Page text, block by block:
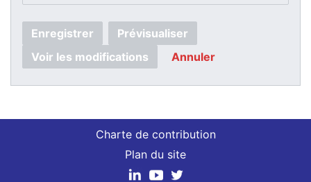
Enregistrer
Prévisualiser
Voir les modifications
Annuler
Charte de contribution
Plan du site